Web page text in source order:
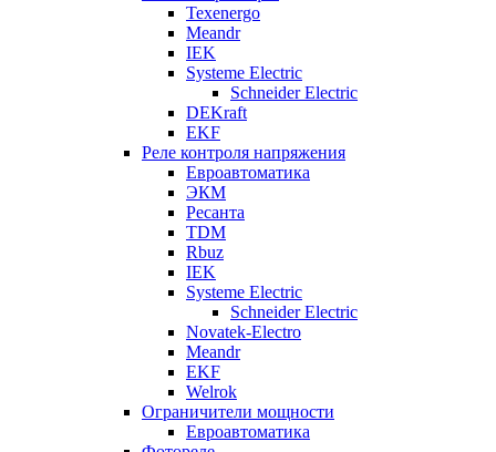
Texenergo
Meandr
IEK
Systeme Electric
Schneider Electric
DEKraft
EKF
Реле контроля напряжения
Евроавтоматика
ЭКМ
Ресанта
TDM
Rbuz
IEK
Systeme Electric
Schneider Electric
Novatek-Electro
Meandr
EKF
Welrok
Ограничители мощности
Евроавтоматика